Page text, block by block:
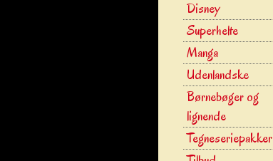
Disney
Superhelte
Manga
Udenlandske
Børnebøger og
lignende
Tegneseriepakker